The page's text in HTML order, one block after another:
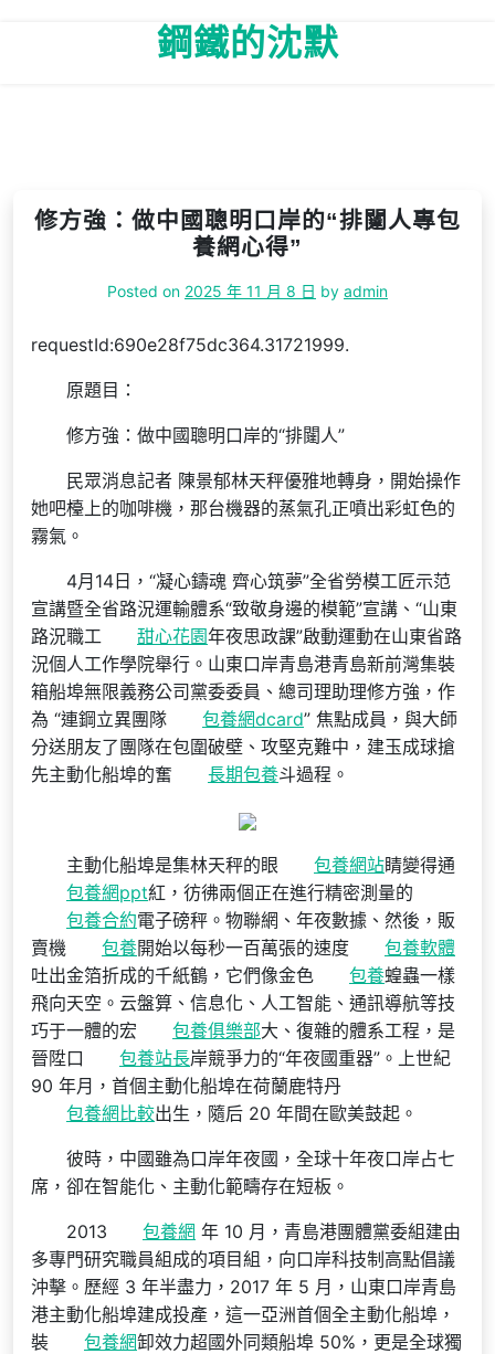
鋼鐵的沈默
修方強：做中國聰明口岸的“排闥人專包
養網心得”
Posted on 2025 年 11 月 8 日 by admin
requestId:690e28f75dc364.31721999.
原題目：
修方強：做中國聰明口岸的“排闥人”
民眾消息記者 陳景郁林天秤優雅地轉身，開始操作
她吧檯上的咖啡機，那台機器的蒸氣孔正噴出彩虹色的
霧氣。
4月14日，“凝心鑄魂 齊心筑夢”全省勞模工匠示范
宣講暨全省路況運輸體系“致敬身邊的模範”宣講、“山東
路況職工
甜心花園年夜思政課”啟動運動在山東省路
況個人工作學院舉行。山東口岸青島港青島新前灣集裝
箱船埠無限義務公司黨委委員、總司理助理修方強，作
為 “連鋼立異團隊
包養網dcard” 焦點成員，與大師
分送朋友了團隊在包圍破壁、攻堅克難中，建玉成球搶
先主動化船埠的奮
長期包養斗過程。
主動化船埠是集林天秤的眼 包養網站睛變得通
包養網ppt紅，彷彿兩個正在進行精密測量的
包養合約電子磅秤。物聯網、年夜數據、然後，販
賣機
包養開始以每秒一百萬張的速度
包養軟體
吐出金箔折成的千紙鶴，它們像金色
包養蝗蟲一樣
飛向天空。云盤算、信息化、人工智能、通訊導航等技
巧于一體的宏
包養俱樂部大、復雜的體系工程，是
晉陞口
包養站長岸競爭力的“年夜國重器”。上世紀
90 年月，首個主動化船埠在荷蘭鹿特丹
包養網比較出生，隨后 20 年間在歐美鼓起。
彼時，中國雖為口岸年夜國，全球十年夜口岸占七
席，卻在智能化、主動化範疇存在短板。
2013 包養網 年 10 月，青島港團體黨委組建由
多專門研究職員組成的項目組，向口岸科技制高點倡議
沖擊。歷經 3 年半盡力，2017 年 5 月，山東口岸青島
港主動化船埠建成投產，這一亞洲首個全主動化船埠，
裝
包養網卸效力超國外同類船埠 50%，更是全球獨